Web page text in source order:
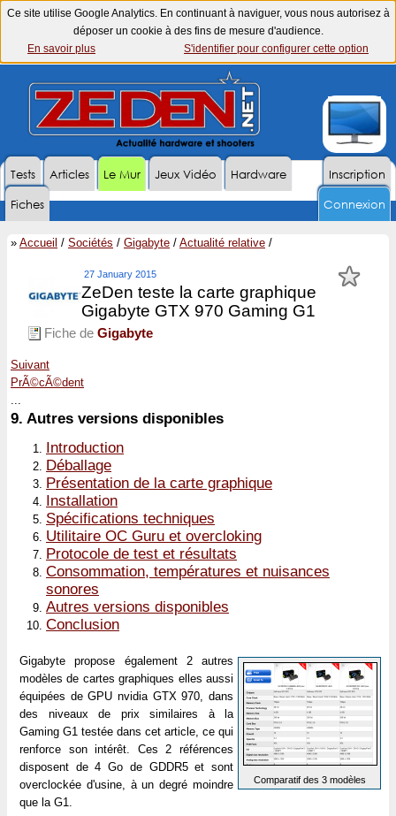
Ce site utilise Google Analytics. En continuant à naviguer, vous nous autorisez à
déposer un cookie à des fins de mesure d'audience.
En savoir plus
S'identifier pour configurer cette option
Inscription
Tests Articles Le Mur Jeux Vidéo
Hardware
Fiches
Connexion
» Accueil / Sociétés / Gigabyte / Actualité relative /
27 January 2015
ZeDen teste la carte graphique
Gigabyte GTX 970 Gaming G1
Fiche de Gigabyte
Suivant
PrÃ©cÃ©dent
...
9. Autres versions disponibles
Introduction
Déballage
Présentation de la carte graphique
Installation
Spécifications techniques
Utilitaire OC Guru et overcloking
Protocole de test et résultats
Consommation, températures et nuisances
sonores
Autres versions disponibles
Conclusion
Comparatif des 3 modèles
Gigabyte propose également 2 autres
modèles de cartes graphiques elles aussi
équipées de GPU nvidia GTX 970, dans
des niveaux de prix similaires à la
Gaming G1 testée dans cet article, ce qui
renforce son intérêt. Ces 2 références
disposent de 4 Go de GDDR5 et sont
overclockée d'usine, à un degré moindre
que la G1.